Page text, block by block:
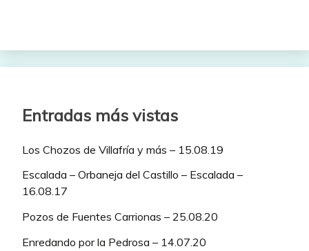
Entradas más vistas
Los Chozos de Villafría y más – 15.08.19
Escalada – Orbaneja del Castillo – Escalada –
16.08.17
Pozos de Fuentes Carrionas – 25.08.20
Enredando por la Pedrosa – 14.07.20